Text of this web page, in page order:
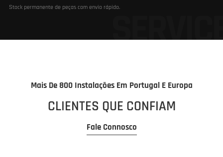
Stock permanente de peças com envio rápido.
Mais De 800 Instalações Em Portugal E Europa
CLIENTES QUE CONFIAM
Fale Connosco